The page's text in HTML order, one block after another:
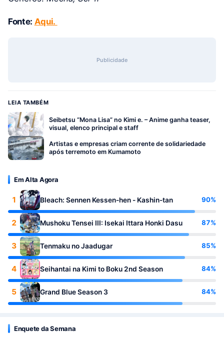
Fonte: Aqui.
Publicidade
LEIA TAMBÉM
Seibetsu “Mona Lisa” no Kimi e. – Anime ganha teaser,
visual, elenco principal e staff
Artistas e empresas criam corrente de solidariedade
após terremoto em Kumamoto
Em Alta Agora
1 Bleach: Sennen Kessen-hen - Kashin-tan 90%
2 Mushoku Tensei III: Isekai Ittara Honki Dasu 87%
3 Tenmaku no Jaadugar 85%
4 Seihantai na Kimi to Boku 2nd Season 84%
5 Grand Blue Season 3 84%
Enquete da Semana